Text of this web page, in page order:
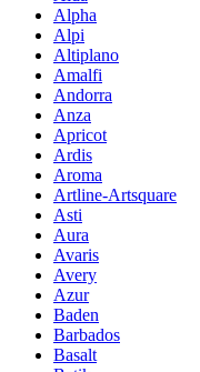
Alpha
Alpi
Altiplano
Amalfi
Andorra
Anza
Apricot
Ardis
Aroma
Artline-Artsquare
Asti
Aura
Avaris
Avery
Azur
Baden
Barbados
Basalt